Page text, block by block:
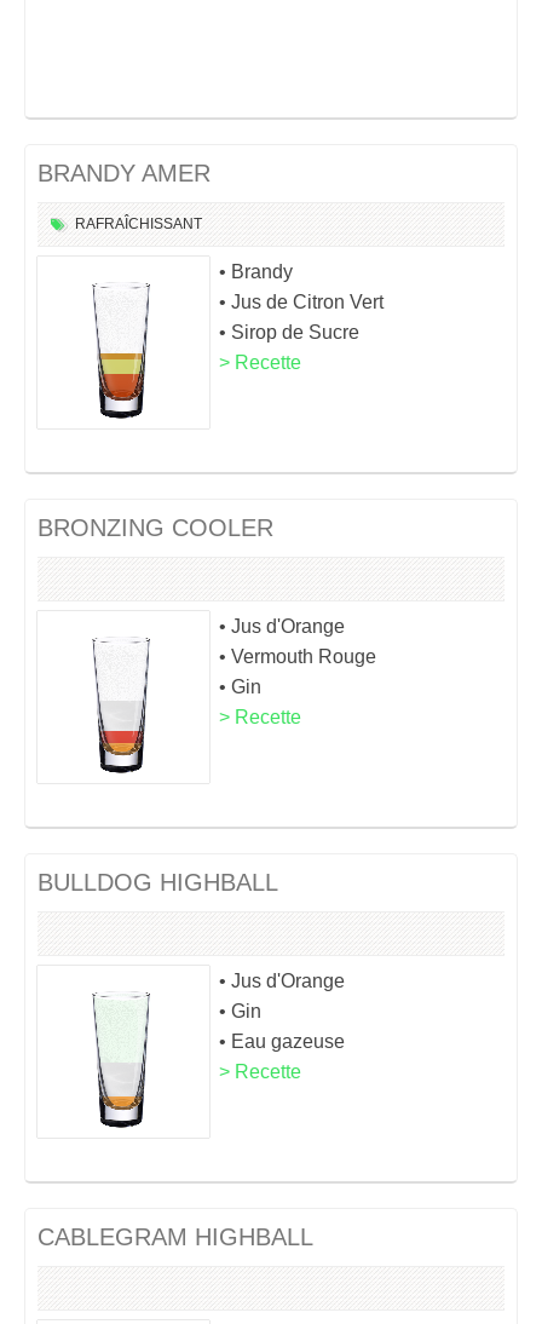
BRANDY AMER
RAFRAÎCHISSANT
• Brandy
• Jus de Citron Vert
• Sirop de Sucre
> Recette
BRONZING COOLER
• Jus d'Orange
• Vermouth Rouge
• Gin
> Recette
BULLDOG HIGHBALL
• Jus d'Orange
• Gin
• Eau gazeuse
> Recette
CABLEGRAM HIGHBALL